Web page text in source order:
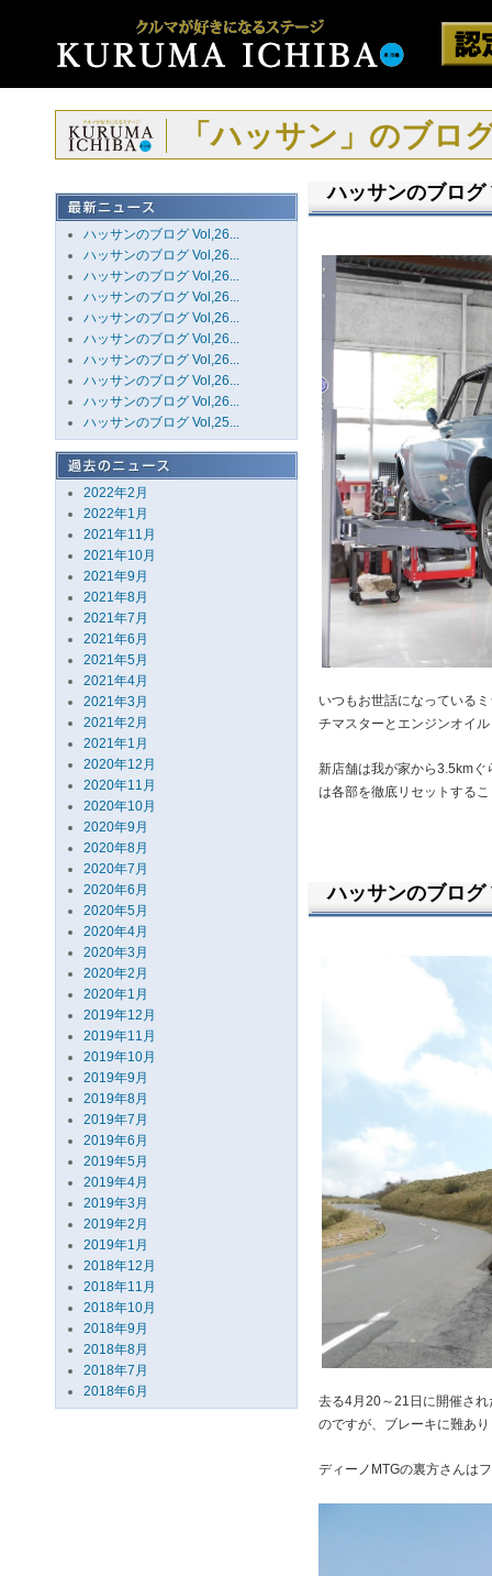
「ハッサン」のブロ
ハッサンのブログ Vol,26...
ハッサンのブログ Vol,26...
ハッサンのブログ Vol,26...
ハッサンのブログ Vol,26...
ハッサンのブログ Vol,26...
ハッサンのブログ Vol,26...
ハッサンのブログ Vol,26...
ハッサンのブログ Vol,26...
ハッサンのブログ Vol,26...
ハッサンのブログ Vol,25...
2022年2月
2022年1月
2021年11月
2021年10月
2021年9月
2021年8月
2021年7月
2021年6月
2021年5月
2021年4月
2021年3月
2021年2月
2021年1月
2020年12月
2020年11月
2020年10月
2020年9月
2020年8月
2020年7月
2020年6月
2020年5月
2020年4月
2020年3月
2020年2月
2020年1月
2019年12月
2019年11月
2019年10月
2019年9月
2019年8月
2019年7月
2019年6月
2019年5月
2019年4月
2019年3月
2019年2月
2019年1月
2018年12月
2018年11月
2018年10月
2018年9月
2018年8月
2018年7月
2018年6月
ハッサンのブログ
いつもお世話になっている
チマスターとエンジンオイ
新店舗は我が家から3.5km
は各部を徹底リセットする
ハッサンのブログ
去る4月20～21日に開催さ
のですが、ブレーキに難あ
ディーノMTGの裏方さんは